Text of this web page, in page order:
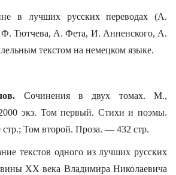
в лучших русских переводах (А.
Ф. Тютчева, А. Фета, И. Анненского, А.
текстом на немецком языке.
Сочинения в двух томах. М.,
экз. Том первый. Стихи и поэмы.
Том второй. Проза. — 432 стр.
текстов одного из лучших русских
ХХ века Владимира Николаевича